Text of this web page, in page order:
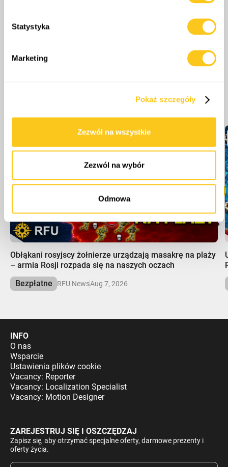
dane są przetwarzane oraz ustaw własne preferencje w
sekcji szczegółów
. W Deklaracji plików cookie możesz
Wykorzystujemy pliki cookie do spersonalizowania treści
korzystasz z naszej witryny, udostępniamy partnerom
otrzymanymi od Ciebie lub uzyskanymi podczas
korzystania z ich usług.
Statystyka
Marketing
Pokaż szczegóły
Zezwól na wszystkie
Zezwól na wybór
Odmowa
Obłąkani rosyjscy żołnierze urządzają masakrę na plaży
– armia Rosji rozpada się na naszych oczach
Bezpłatne
RFU NewsAug 7, 2026
INFO
O nas
Wsparcie
Ustawienia plików cookie
Vacancy: Reporter
Vacancy: Localization Specialist
Vacancy: Motion Designer
ZAREJESTRUJ SIĘ I OSZCZĘDZAJ
Zapisz się, aby otrzymać specjalne oferty, darmowe prezenty i
oferty życia.